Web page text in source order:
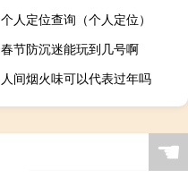
个人定位查询（个人定位）
春节防沉迷能玩到几号啊
人间烟火味可以代表过年吗
☚